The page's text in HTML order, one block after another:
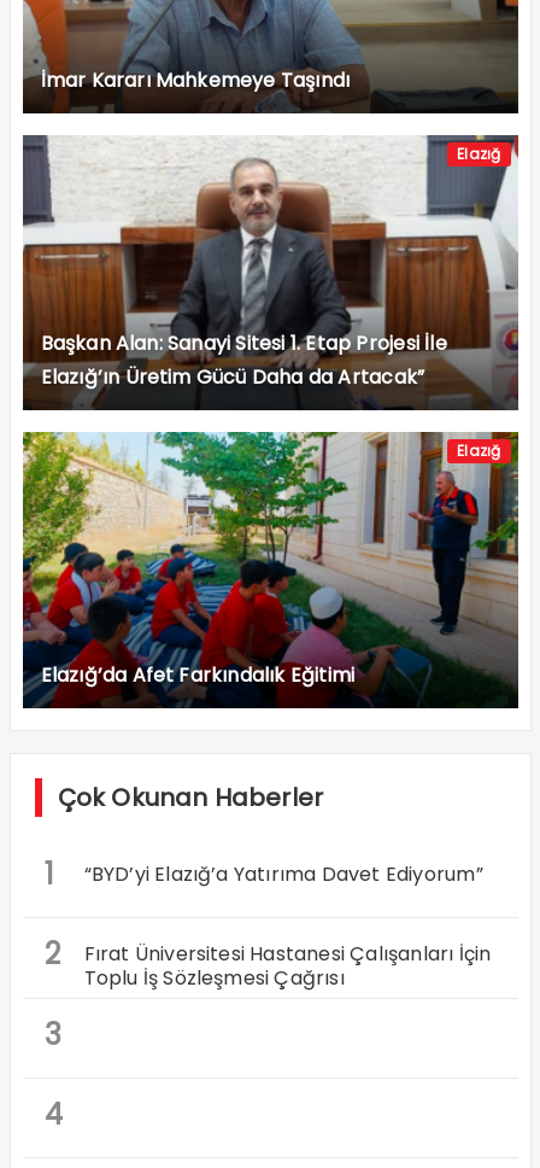
İmar Kararı Mahkemeye Taşındı
Elazığ
Başkan Alan: Sanayi Sitesi 1. Etap Projesi İle
Elazığ’ın Üretim Gücü Daha da Artacak”
Elazığ
Elazığ’da Afet Farkındalık Eğitimi
Çok Okunan Haberler
1 “BYD’yi Elazığ’a Yatırıma Davet Ediyorum”
2
Fırat Üniversitesi Hastanesi Çalışanları İçin
Toplu İş Sözleşmesi Çağrısı
3
4